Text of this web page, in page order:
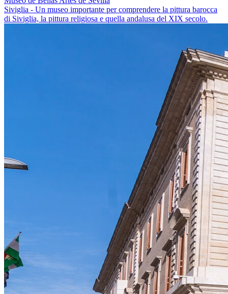
Siviglia - Un museo importante per comprendere la pittura barocca
di Siviglia, la pittura religiosa e quella andalusa del XIX secolo.